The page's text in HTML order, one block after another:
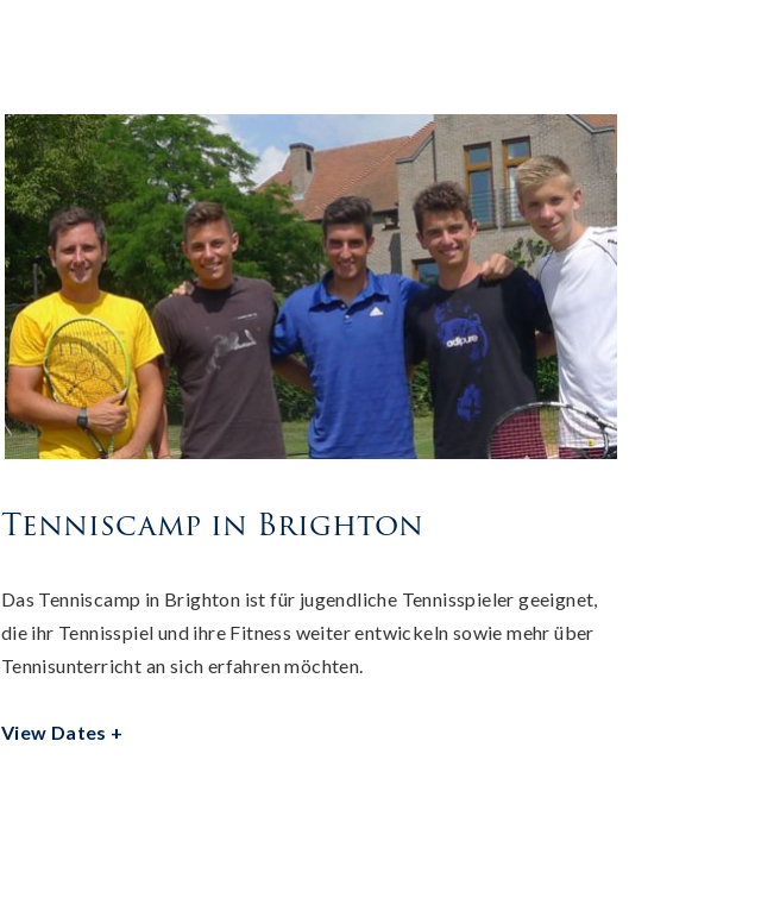
Tenniscamp in Brighton
Das Tenniscamp in Brighton ist für jugendliche Tennisspieler geeignet,
die ihr Tennisspiel und ihre Fitness weiter entwickeln sowie mehr über
Tennisunterricht an sich erfahren möchten.
View Dates +